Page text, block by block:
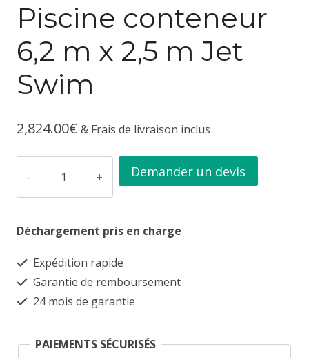
Piscine conteneur
6,2 m x 2,5 m Jet
Swim
2,824.00€ & Frais de livraison inclus
conteneur
6,2
m
x
m
Demander un devis
Déchargement pris en charge
Expédition rapide
Garantie de remboursement
24 mois de garantie
PAIEMENTS SÉCURISÉS